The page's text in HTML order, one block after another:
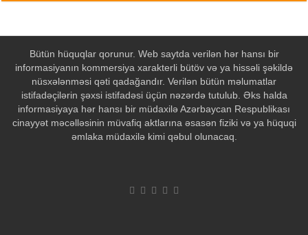
Bütün hüquqlar qorunur. Web saytda verilən hər hansı bir
informasiyanın kommersiya xarakterli bütöv və ya hissəli şəkildə
nüsxələnməsi qəti qadağandır. Verilən bütün məlumatlar
istifadəçilərin şəxsi istifadəsi üçün nəzərdə tutulub. Əks halda
informasiyaya hər hansı bir müdaxilə Azərbaycan Respublikası
cinayyət məcəlləsinin müvafiq aktlarına əsasən fiziki və ya hüquqi
əmlaka müdaxilə kimi qəbul olunacaq.